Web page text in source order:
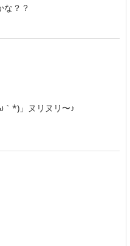
な？？
*)」ヌリヌリ〜♪